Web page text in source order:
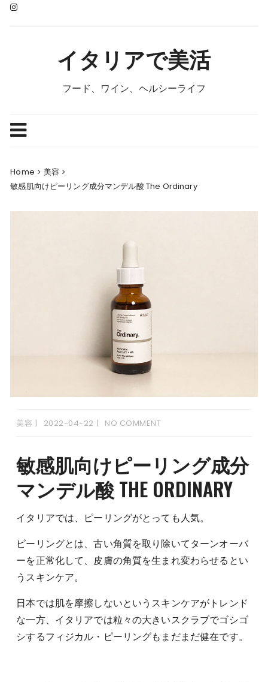
Skip
イタリアで美活
フード、ワイン、ヘルシーライフ
Home
美容
敏感肌向けピーリング成分マンデル酸 The Ordinary
美容 2022-04-22 NO COMMENT
敏感肌向けピーリング成分
マンデル酸 THE ORDINARY
イタリアでは、ピーリングがとっても人気。
ピーリングとは、古い角質を取り除いてターンオーバ
ーを正常化して、皮膚の角質を生まれ変わらせるとい
うスキンケア。
日本では肌を摩擦しないというスキンケアがトレンド
な一方、イタリアでは粒々の大きいスクラブでゴシゴ
シするフィジカル・ピーリングもまだまだ健在です。